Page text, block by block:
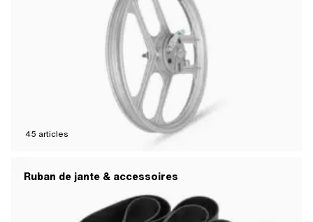
45 articles
Ruban de jante & accessoires